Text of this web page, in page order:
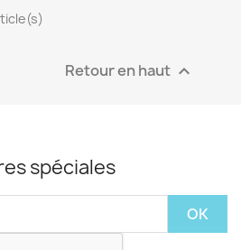
Retour en haut 
spéciales